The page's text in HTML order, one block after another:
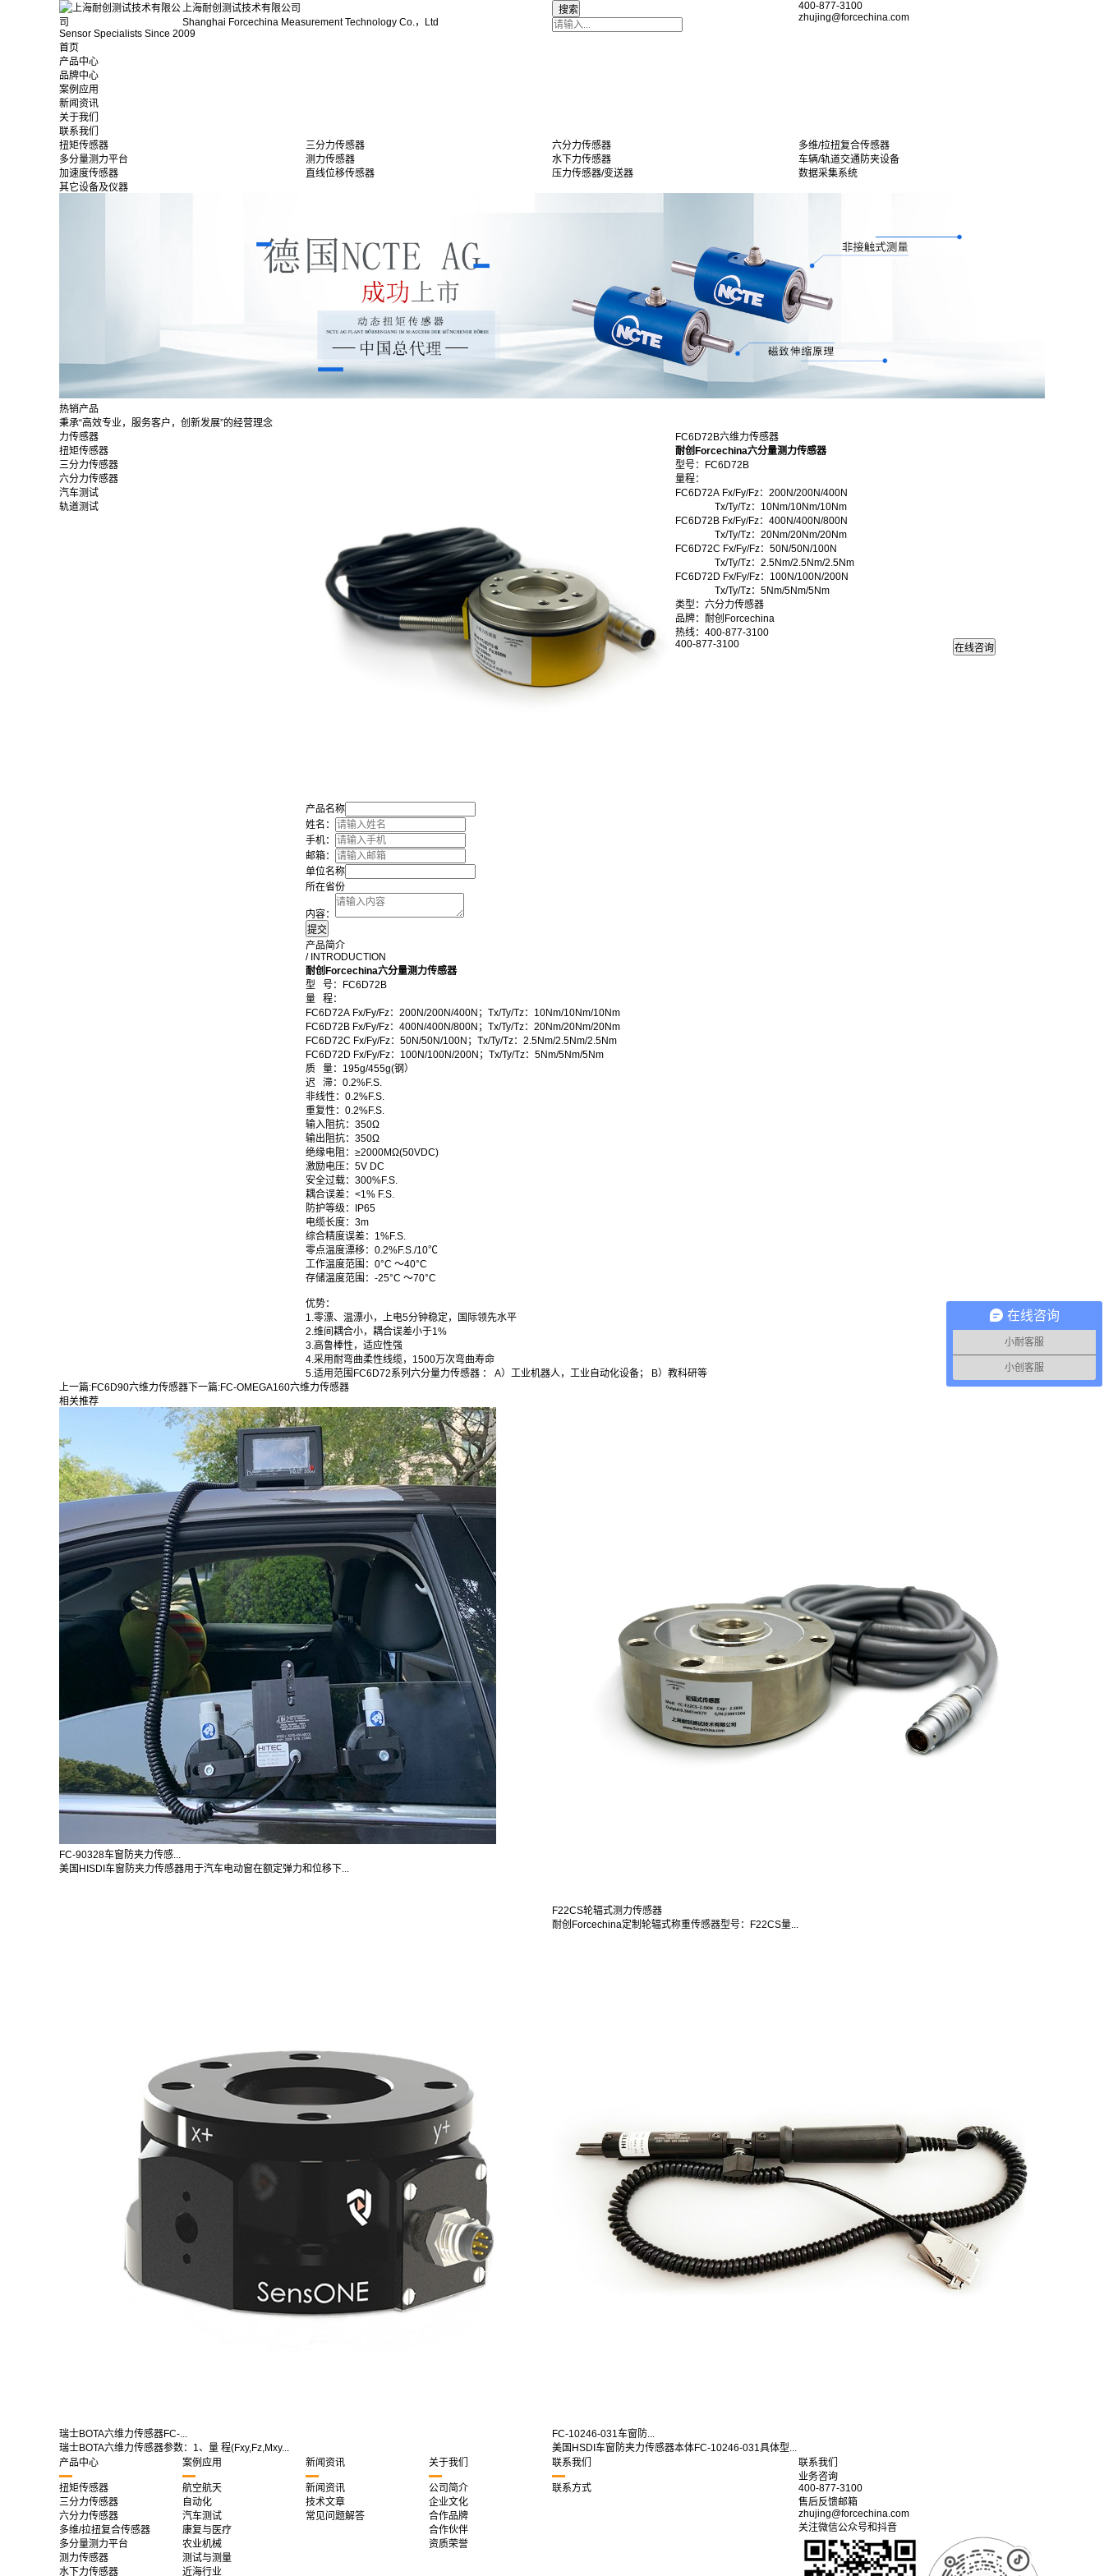
上海耐创测试技术有限公司
Shanghai Forcechina Measurement Technology Co.，Ltd
Sensor Specialists Since 2009
400-877-3100
zhujing@forcechina.com
首页
产品中心
品牌中心
案例应用
新闻资讯
关于我们
联系我们
扭矩传感器
三分力传感器 六分力传感器
多维/拉扭复合传感器
多分量测力平台
测力传感器 水下力传感器
车辆/轨道交通防夹设备
加速度传感器
直线位移传感器 压力传感器/变送器
数据采集系统
其它设备及仪器
热销产品
秉承“高效专业，服务客户，创新发展”的经营理念
力传感器
扭矩传感器
三分力传感器
六分力传感器
汽车测试
轨道测试
FC6D72B六维力传感器
耐创Forcechina六分量测力传感器
型号：FC6D72B
量程：
FC6D72A Fx/Fy/Fz：200N/200N/400N
Tx/Ty/Tz：10Nm/10Nm/10Nm
FC6D72B Fx/Fy/Fz：400N/400N/800N
Tx/Ty/Tz：20Nm/20Nm/20Nm
FC6D72C Fx/Fy/Fz：50N/50N/100N
Tx/Ty/Tz：2.5Nm/2.5Nm/2.5Nm
FC6D72D Fx/Fy/Fz：100N/100N/200N
Tx/Ty/Tz：5Nm/5Nm/5Nm
类型：六分力传感器
品牌：耐创Forcechina
热线：400-877-3100
400-877-3100
产品名称
姓名：
手机：
邮箱：
单位名称
所在省份
内容：
产品简介
/ INTRODUCTION
耐创Forcechina六分量测力传感器
型
号：FC6D72B
量
程：
FC6D72A Fx/Fy/Fz：200N/200N/400N；Tx/Ty/Tz：10Nm/10Nm/10Nm
FC6D72B Fx/Fy/Fz：400N/400N/800N；Tx/Ty/Tz：20Nm/20Nm/20Nm
FC6D72C Fx/Fy/Fz：50N/50N/100N；Tx/Ty/Tz：2.5Nm/2.5Nm/2.5Nm
FC6D72D Fx/Fy/Fz：100N/100N/200N；Tx/Ty/Tz：5Nm/5Nm/5Nm
质 量：195g/455g(钢）
迟 滞： 0.2%F.S.
非线性 ： 0.2%F.S.
重复性 ： 0.2%F.S.
输入阻抗： 350Ω
输出阻抗： 350Ω
绝缘电阻 ： ≥2000MΩ(50VDC)
激励电压： 5V DC
安全过载： 300%F.S.
耦合误差： <1% F.S.
防护等级 ：
IP65
电缆长度： 3m
综合精度误差： 1%F.S.
零点温度漂移： 0.2%F.S./10℃
工作温度范围 ： 0°C ～40°C
存储温度范围 ： -25°C ～70°C
优势：
1.零漂、温漂小，上电5分钟稳定，国际领先水平
2.维间耦合小，耦合误差小于1%
3.高鲁棒性，适应性强
4.采用耐弯曲柔性线缆，1500万次弯曲寿命
5.适用范围FC6D72系列六分量力传感器 ： A）工业机器人，工业自动化设备； B）教科研等
上一篇:FC6D90六维力传感器 下一篇:FC-OMEGA160六维力传感器
相关推荐
FC-90328车窗防夹力传感...
美国HISDI车窗防夹力传感器用于汽车电动窗在额定弹力和位移下...
F22CS轮辐式测力传感器
耐创Forcechina定制轮辐式称重传感器型号：F22CS量...
瑞士BOTA六维力传感器FC-...
瑞士BOTA六维力传感器参数：1、量 程(Fxy,Fz,Mxy...
FC-10246-031车窗防...
美国HSDI车窗防夹力传感器本体FC-10246-031具体型...
产品中心
扭矩传感器
三分力传感器
六分力传感器
多维/拉扭复合传感器
多分量测力平台
测力传感器
水下力传感器
案例应用
航空航天
自动化
汽车测试
康复与医疗
农业机械
测试与测量
近海行业
新闻资讯
新闻资讯
技术文章
常见问题解答
关于我们
公司简介
企业文化
合作品牌
合作伙伴
资质荣誉
联系我们
联系方式
联系我们
业务咨询
400-877-3100
售后反馈邮箱
zhujing@forcechina.com
关注微信公众号和抖音
在线咨询
小耐客服
小创客服